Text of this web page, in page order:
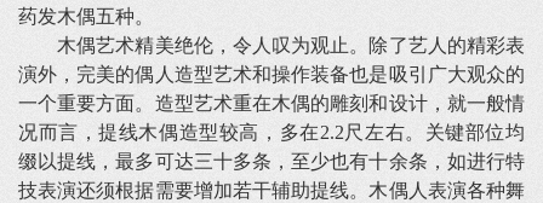
药发木偶五种。
木偶艺术精美绝伦，令人叹为观止。除了艺人的精彩表
演外，完美的偶人造型艺术和操作装备也是吸引广大观众的
一个重要方面。造型艺术重在木偶的雕刻和设计，就一般情
况而言，提线木偶造型较高，多在2.2尺左右。关键部位均
缀以提线，最多可达三十多条，至少也有十余条，如进行特
技表演还须根据需要增加若干辅助提线。木偶人表演各种舞